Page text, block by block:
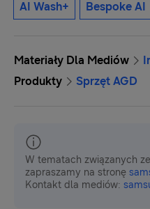
AI Wash+ Bespoke AI
Materiały Dla Mediów
Produkty
Sprzęt AGD
W tematach związanych
zapraszamy na stronę
Kontakt dla mediów: